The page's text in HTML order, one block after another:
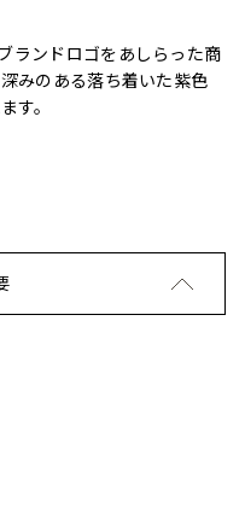
ランドロゴをあしらった商
みのある落ち着いた紫色
す。